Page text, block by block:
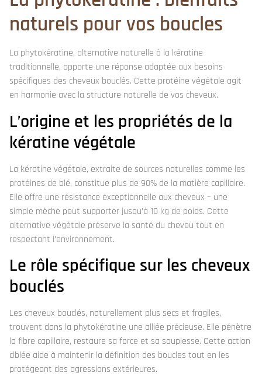
naturels pour vos boucles
La phytokératine, alternative naturelle à la kératine
traditionnelle, apporte une réponse adaptée aux besoins
spécifiques des cheveux bouclés. Cette protéine végétale agit
en harmonie avec la structure naturelle de vos cheveux.
L’origine et les propriétés de la
kératine végétale
La kératine végétale, extraite de sources naturelles comme les
protéines de blé, constitue plus de 90% de la matière capillaire.
Elle offre une résistance exceptionnelle aux cheveux – une
simple mèche peut supporter jusqu’à 10 kg de poids. Cette
alternative végétale préserve la santé du cheveu tout en
respectant l’environnement.
Le rôle spécifique sur les cheveux
bouclés
Les cheveux bouclés, naturellement plus secs et fragiles,
trouvent dans la phytokératine une alliée précieuse. Elle pénètre
la fibre capillaire, restaure sa force et sa souplesse. Cette action
ciblée aide à maintenir la définition des boucles tout en les
protégeant des agressions extérieures.